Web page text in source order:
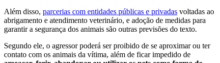
Além disso, parcerias com entidades públicas e privadas voltadas ao
abrigamento e atendimento veterinário, e adoção de medidas para
garantir a segurança dos animais são outras previsões do texto.
Segundo ele, o agressor poderá ser proibido de se aproximar ou ter
contato com os animais da vítima, além de ficar impedido de